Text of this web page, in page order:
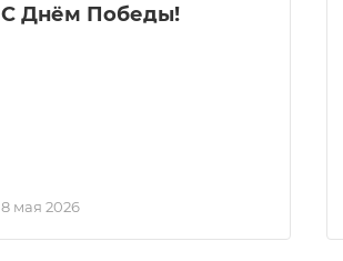
С Днём Победы!
8 мая 2026